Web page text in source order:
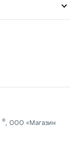
®, ООО «Магазин